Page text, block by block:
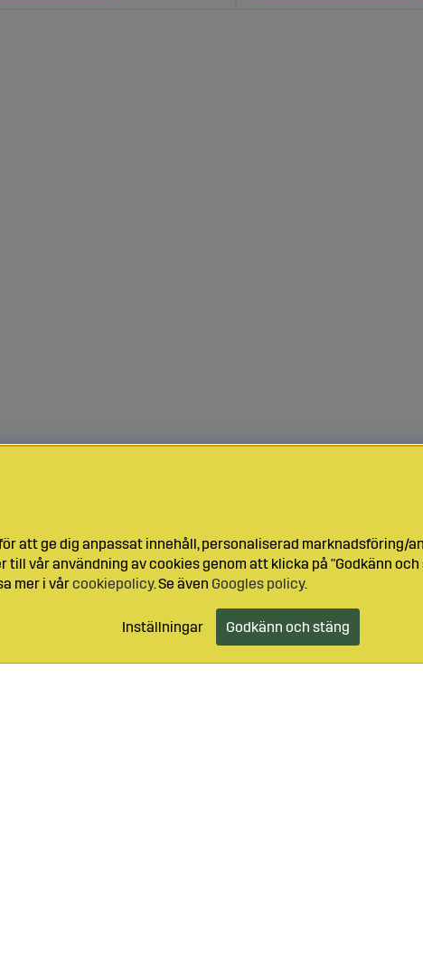
att ge dig anpassat innehåll, personaliserad marknadsföring/
vår användning av cookies genom att klicka på "Godkänn
mer i vårcookiepolicy. Se även Googles policy.
Inställningar Godkänn och stäng